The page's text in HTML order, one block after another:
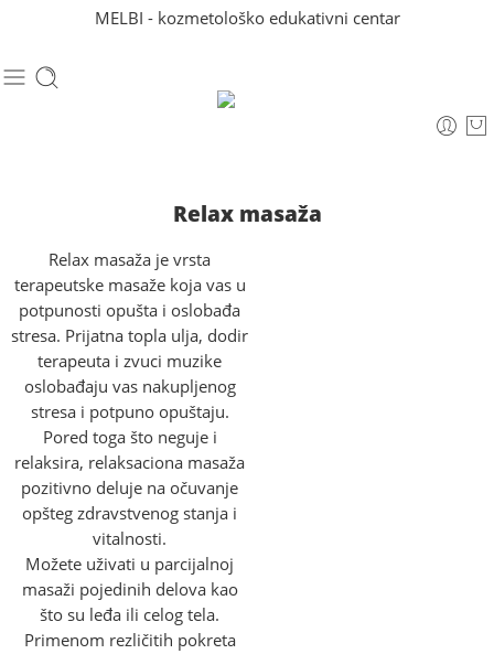
MELBI - kozmetološko edukativni centar
Relax masaža
Relax masaža je vrsta
terapeutske masaže koja vas u
potpunosti opušta i oslobađa
stresa. Prijatna topla ulja, dodir
terapeuta i zvuci muzike
oslobađaju vas nakupljenog
stresa i potpuno opuštaju.
Pored toga što neguje i
relaksira, relaksaciona masaža
pozitivno deluje na očuvanje
opšteg zdravstvenog stanja i
vitalnosti.
Možete uživati u parcijalnoj
masaži pojedinih delova kao
što su leđa ili celog tela.
Primenom rezličitih pokreta